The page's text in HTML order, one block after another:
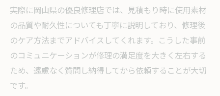
実際に岡山県の優良修理店では、見積もり時に使用素材
の品質や耐久性についても丁寧に説明しており、修理後
のケア方法までアドバイスしてくれます。こうした事前
のコミュニケーションが修理の満足度を大きく左右する
ため、遠慮なく質問し納得してから依頼することが大切
です。